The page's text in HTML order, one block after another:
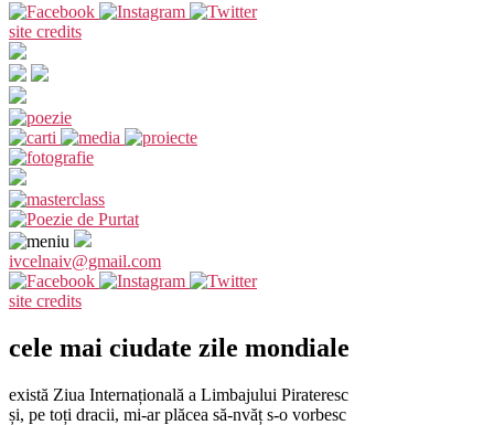
site credits
ivcelnaiv@gmail.com
site credits
cele mai ciudate zile mondiale
există Ziua Internațională a Limbajului Pirateresc
și, pe toți dracii, mi-ar plăcea să-nvăț s-o vorbesc